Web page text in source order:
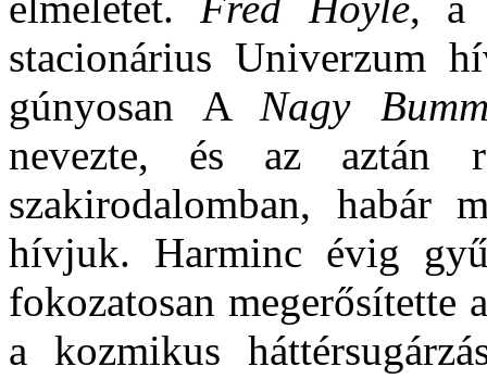
stacionárius Univerzum
gúnyosan ANagy
nevezte, és az aztán
szakirodalomban, habár
hívjuk. Harminc évig
fokozatosan megerősítette
a kozmikus